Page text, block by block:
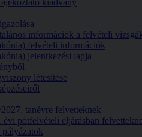
kiadvány
információk a felvételi
felvételi információk
jelentkezési lapja
létesítése
tanévre felvetteknek
évi pótfelvételi eljárásban